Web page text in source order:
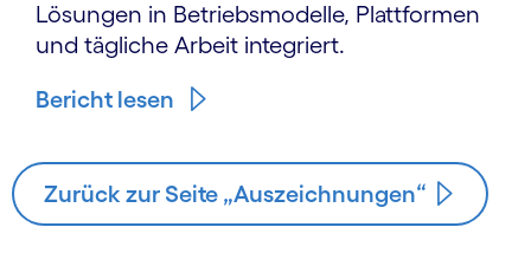
Lösungen in Betriebsmodelle, Plattformen
und tägliche Arbeit integriert.
Bericht lesen
Zurück zur Seite „Auszeichnungen“